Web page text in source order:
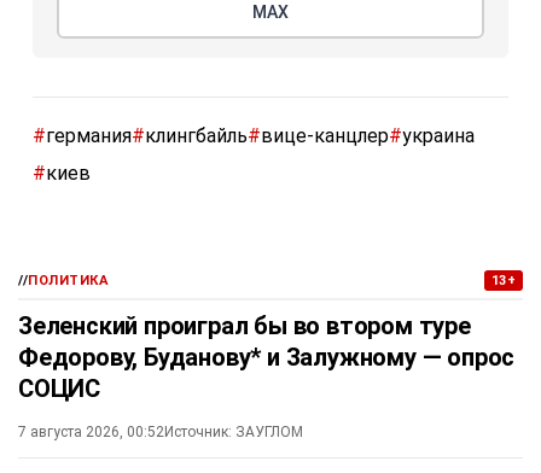
МАХ
#германия#клингбайль#вице-канцлер#украина
#киев
//ПОЛИТИКА 13+
Зеленский проиграл бы во втором туре
Федорову, Буданову* и Залужному — опрос
СОЦИС
7 августа 2026, 00:52Источник: ЗАУГЛОМ